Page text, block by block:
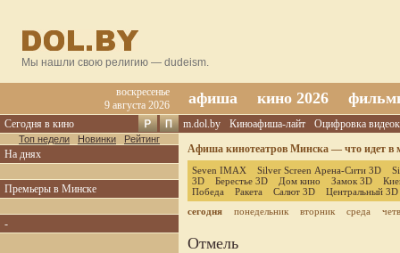
Мы нашли свою религию — dudeism.
воскресенье
9 августа 2026
афиша кино 2026
Сегодня в кино
Топ недели Новинки Рейтинг
На днях
Премьеры в Минске
-
m.dol.by Киноафиша-лайт
Оцифровка
Афиша кинотеатров Минска — что идет в
Seven IMAX Silver Screen Арена-Сити 3D
3D
Берестье 3D Дом кино Замок 3D
Победа
Ракета Салют 3D
Центральный 3D
сегодня
понедельник вторник среда
Отмель